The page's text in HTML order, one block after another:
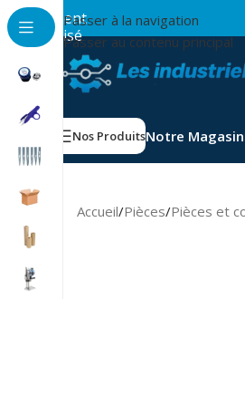
Passer à la navigation
Passer au contenu principal
Paiement
sécurisé
Nos ProduitsNotre Magasin
Accueil/Pièces/Pièces et